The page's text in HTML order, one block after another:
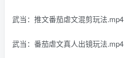
武当：推文番茄虐文混剪玩法.mp4
武当：番茄虐文真人出镜玩法.mp4